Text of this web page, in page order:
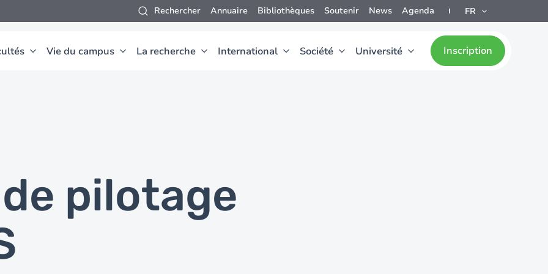
Rechercher Annuaire Bibliothèques Soutenir News Agenda FR
Vie du campus La recherche International Société Université Inscription
pilotage